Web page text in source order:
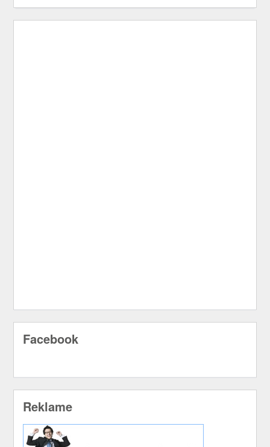
Facebook
Reklame